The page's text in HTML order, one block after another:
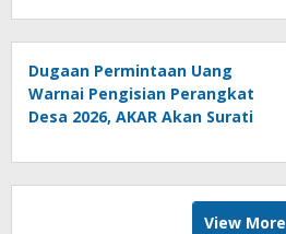
Dugaan Permintaan Uang
Warnai Pengisian Perangkat
Desa 2026, AKAR Akan Surati
View More